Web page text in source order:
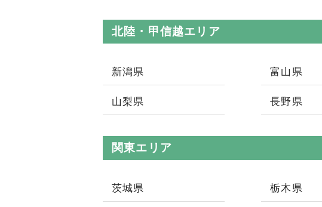
北陸・甲信越エリア
新潟県 富山県
山梨県 長野県
関東エリア
茨城県 栃木県